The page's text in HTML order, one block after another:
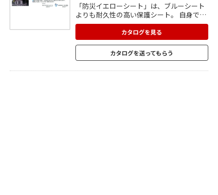
「防災イエローシート」は、ブルーシート
よりも耐久性の高い保護シート。 自身での
設置が可能な方法もありますが、安全のた
めに職人さんに依頼する事をお勧めしま
す。 防災イエローシートが濡れた場合には
特に滑り易いので注意が必要です。 強風に
耐えるために、 屋根上の土嚢は10kg以上
カタログを見る
カタログを送ってもらう